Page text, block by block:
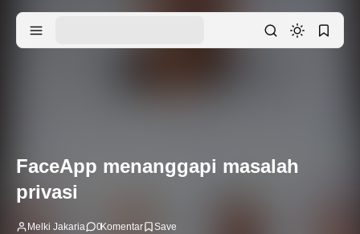
FaceApp menanggapi masalah
privasi
Melki Jakaria 0Komentar